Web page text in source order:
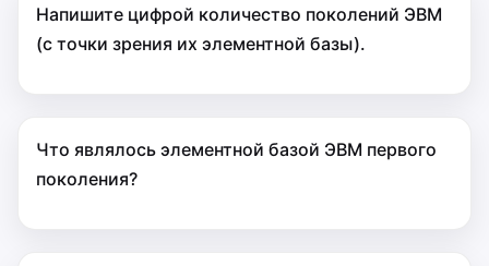
Напишите цифрой количество поколений ЭВМ
(с точки зрения их элементной базы).
Что являлось элементной базой ЭВМ первого
поколения?